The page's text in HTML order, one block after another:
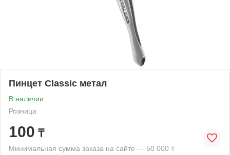
Пинцет Classic метал
В наличии
Розница
100 ₸
Минимальная сумма заказа на сайте — 50 000 ₸